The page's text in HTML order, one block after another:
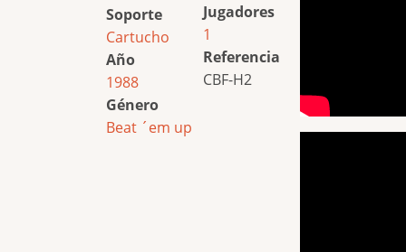
Soporte
Cartucho
Año
1988
Género
Beat ´em up
Jugadores
1
Referencia
CBF-H2